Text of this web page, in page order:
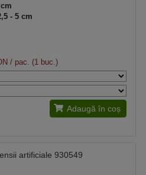
- 5 cm
/ pac. (1 buc.)
Adaugă în coș
artificiale 930549